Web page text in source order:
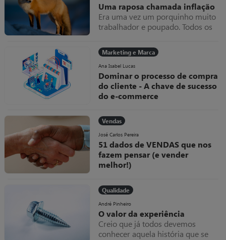
Uma raposa chamada inflação
Era uma vez um porquinho muito
trabalhador e poupado. Todos os
ganhava dentro do seu colchão,
que cada vez ficava mais grosso.
Uma raposa chamada inflação
Marketing e Marca
Ana Isabel Lucas
Dominar o processo de compra
do cliente - A chave de sucesso
do e-commerce
“se não domino a bola, como posso
marcar golos?”. Esta metáfora
deveria ser uma linha de
orientação em tudo o que se
faz.arcas.
Vendas
José Carlos Pereira
51 dados de VENDAS que nos
fazem pensar (e vender
melhor!)
nos fazer pensar. E, por vezes, até
“torturamos” os números,
indicadores e estatísticas para que
reflitam as nossas crenças e não a
verdade.
Qualidade
André Pinheiro
O valor da experiência
Creio que já todos devemos
conhecer aquela história que se